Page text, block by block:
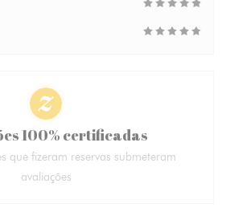
100% certificadas
que fizeram reservas submeteram
avaliações